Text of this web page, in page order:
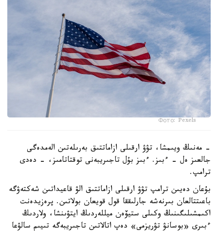
Фото: Pexels
- مەنىڭ ويىمشا، تۋۋ ارقىلى ازاماتتىق بەرىلەتىن الەمدەگى
جالعىز ەل - ءبىز. ءبىز بۇل تاجىريبەنى توقتاتامىز، - دەدى
ترامپ.
بۇعان دەيىن ترامپ تۋۋ ارقىلى ازاماتتىق الۋ قاعيداتىن شەكتەۋگە
باعىتتالعان بىرنەشە جارلىققا قول قويعان بولاتىن. پرەزيدەنت
اكىمشىلىگىنىڭ وكىلى ستيۆەن ميللەردىڭ ايتۋىنشا، ولاردىڭ
ءبىرى «بوسانۋ تۋريزمى» دەپ اتالاتىن تاجىريبەگە تىيىم سالۋعا